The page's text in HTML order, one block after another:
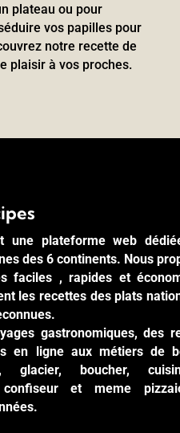
plateau ou pour
vos papilles pour
notre recette de
plaisir à vos proches.
une plateforme web
des 6 continents. Nous
faciles , rapides et
les recettes des plats
gastronomiques, des
en ligne aux métiers de
glacier, boucher,
confiseur et meme